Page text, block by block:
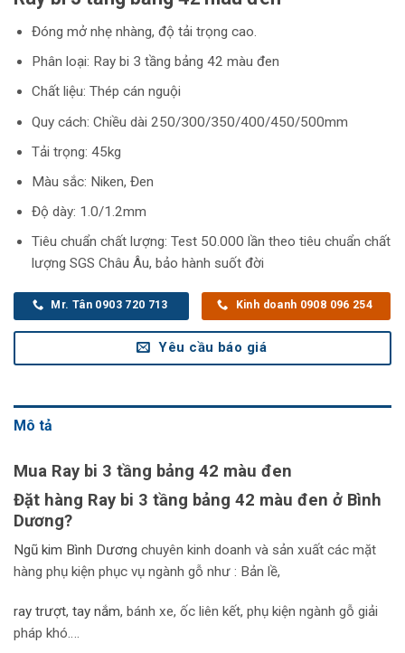
Đóng mở nhẹ nhàng, độ tải trọng cao.
Phân loại: Ray bi 3 tầng bảng 42 màu đen
Chất liệu: Thép cán nguội
Quy cách: Chiều dài 250/300/350/400/450/500mm
Tải trọng: 45kg
Màu sắc: Niken, Đen
Độ dày: 1.0/1.2mm
Tiêu chuẩn chất lượng: Test 50.000 lần theo tiêu chuẩn chất
lượng SGS Châu Âu, bảo hành suốt đời
Mr. Tân 0903 720 713 Kinh doanh 0908 096 254
Yêu cầu báo giá
Mô tả
Mua Ray bi 3 tầng bảng 42 màu đen
Đặt hàng Ray bi 3 tầng bảng 42 màu đen ở Bình
Dương?
Ngũ kim Bình Dương chuyên kinh doanh và sản xuất các mặt
hàng phụ kiện phục vụ ngành gỗ như : Bản lề,
ray trượt, tay nắm, bánh xe, ốc liên kết, phụ kiện ngành gỗ giải
pháp khó….